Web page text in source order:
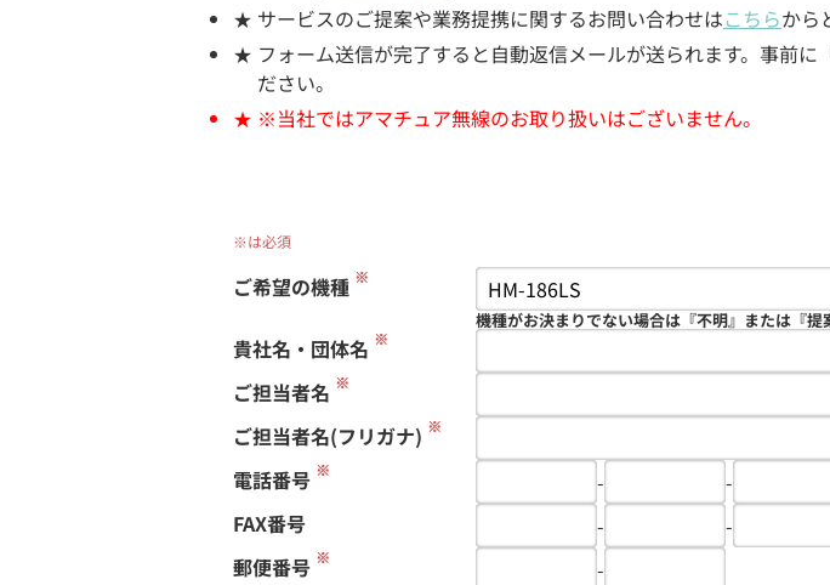
サービスのご提案や業務提携に関するお問い合わせはこちらから
フォーム送信が完了すると自動返信メールが送られます。事前
ださい。
※当社ではアマチュア無線のお取り扱いはございません。
※は必須
ご希望の機種 ※
機種がお決まりでない場合は『不明』または『
貴社名・団体名 ※
ご担当者名 ※
ご担当者名(フリガナ) ※
電話番号 ※ -
-
FAX番号
-
-
郵便番号 ※
-